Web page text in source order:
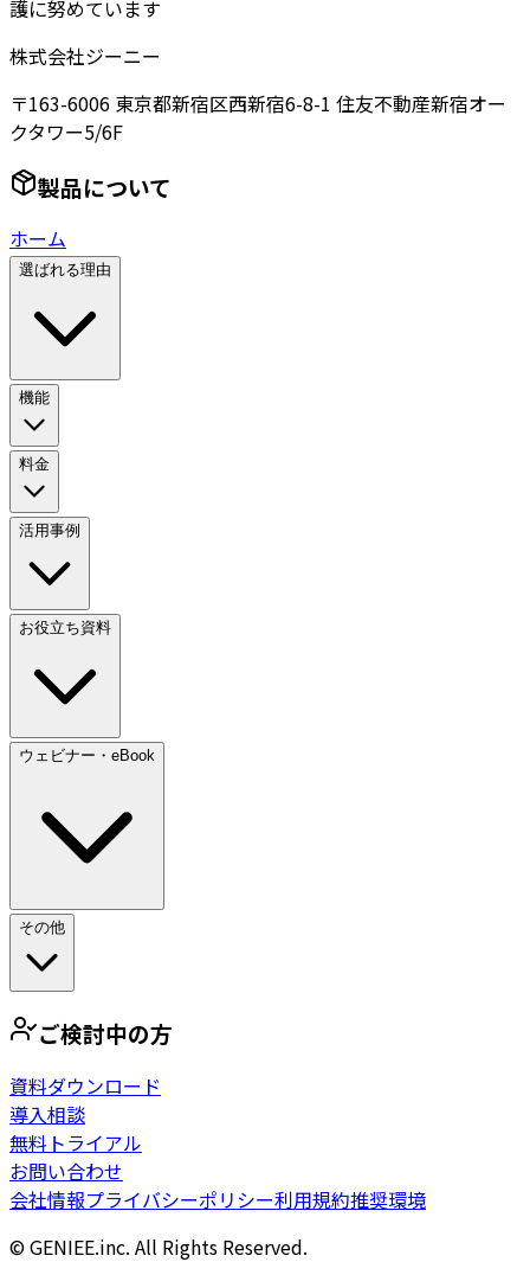
護に努めています
株式会社ジーニー
〒163-6006 東京都新宿区西新宿6-8-1 住友不動産新宿オー
クタワー5/6F
製品について
ホーム
選ばれる理由
機能
料金
活用事例
お役立ち資料
ウェビナー・eBook
その他
ご検討中の方
資料ダウンロード
導入相談
無料トライアル
お問い合わせ
会社情報プライバシーポリシー利用規約推奨環境
© GENIEE.inc. All Rights Reserved.